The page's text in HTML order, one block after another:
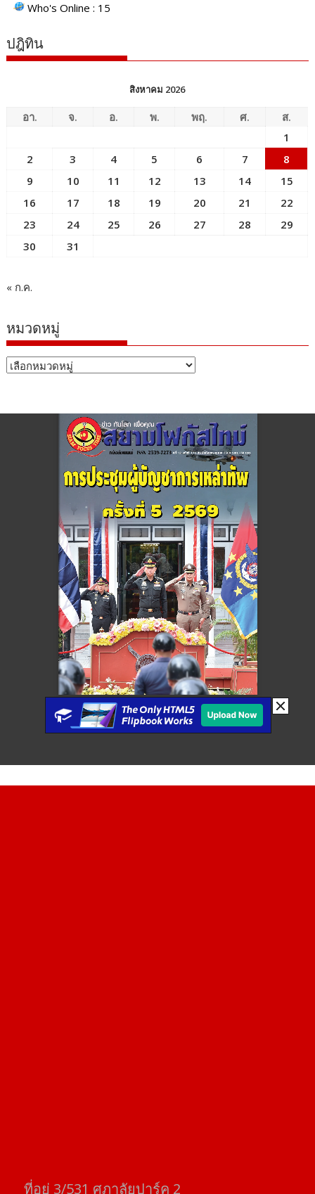
Who's Online : 15
ปฎิทิน
สิงหาคม 2026
อา. จ. อ. พ. พฤ. ศ.
ส.
1
2
3 4 5 6 7
8
9
10 11 12 13 14
15
16
17 18 19 20 21
22
23
24 25 26 27 28
29
30
31
« ก.ค.
หมวดหมู่
หมวด
ที่อยู่​ 3/531​ ศุภาลัยปาร์ค​ 2